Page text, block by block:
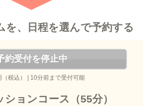
を、日程を選んで予約する
約受付を停止中
（税込） | 10分前まで受付可能
ションコース（55分）